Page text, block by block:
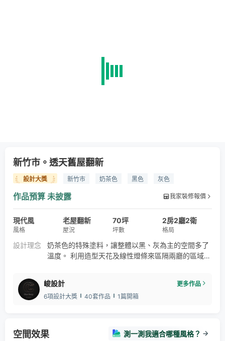
新竹市。透天舊屋翻新
設計大獎 新竹市 奶茶色 黑色
灰色
造型天花
線性燈條 進口地磚
大板磚
作品預算 未披露 我家裝修報價
現代風
風格
老屋翻新
屋況
70坪
坪數
2房2廳2衛
格局
設計理念
奶茶色的特殊塗料，讓整體以黑、灰為主的空間多了
溫度。 利用造型天花及線性燈條來區隔兩廳的區域
峻設計
更多作品
6項設計大獎
40套作品 1篇開箱
空間效果 測一測我適合哪種風格？